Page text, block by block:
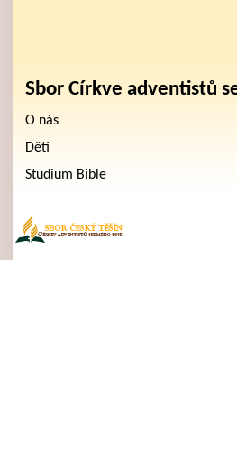
Sbor Církve adventistů
O nás
Děti
Studium Bible